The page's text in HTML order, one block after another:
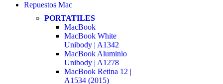
Repuestos Mac
PORTATILES
MacBook
MacBook White
Unibody | A1342
MacBook Aluminio
Unibody | A1278
MacBook Retina 12 |
A1534 (2015)